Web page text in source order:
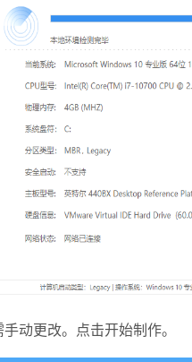
更改。点击开始制作。